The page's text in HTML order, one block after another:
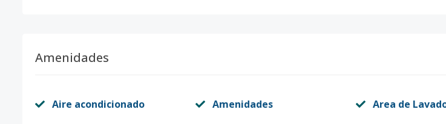
Amenidades
Aire acondicionado Amenidades Area de